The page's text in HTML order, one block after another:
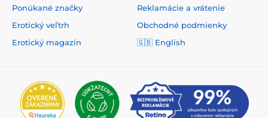
Ponúkané značky
Erotický veľtrh
Erotický magazín
Reklamácie a vrátenie
Obchodné podmienky
🇬🇧 English